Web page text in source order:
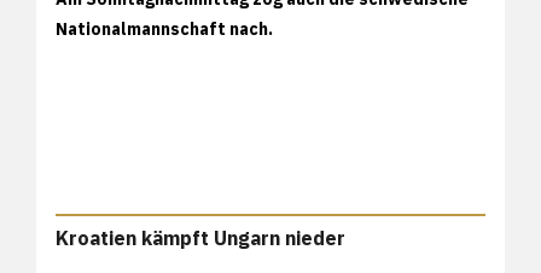
Nationalmannschaft nach.
Kroatien kämpft Ungarn nieder